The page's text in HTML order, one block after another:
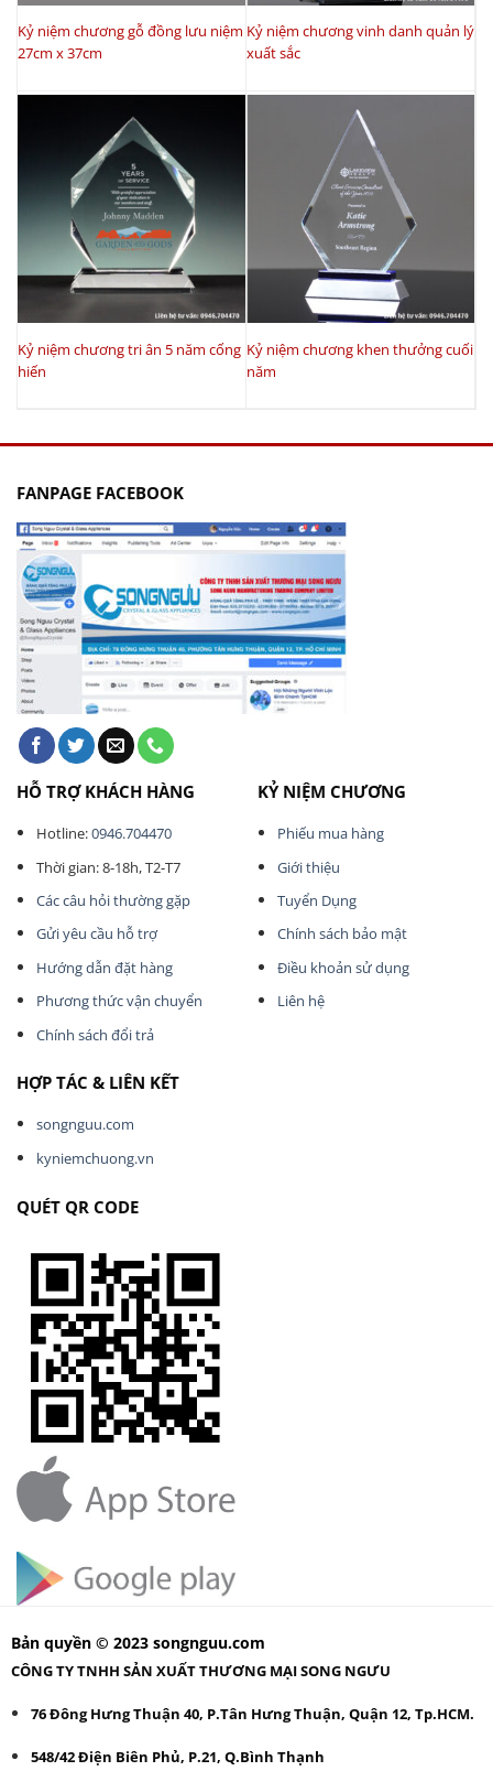
Kỷ niệm chương gỗ đồng lưu niệm
27cm x 37cm
Kỷ niệm chương vinh danh quản lý
xuất sắc
Kỷ niệm chương tri ân 5 năm cống
hiến
Kỷ niệm chương khen thưởng cuối
năm
FANPAGE FACEBOOK
HỖ TRỢ KHÁCH HÀNG
Hotline:0946.704470
Thời gian: 8-18h, T2-T7
Các câu hỏi thường gặp
Gửi yêu cầu hỗ trợ
Hướng dẫn đặt hàng
Phương thức vận chuyển
Chính sách đổi trả
KỶ NIỆM CHƯƠNG
Phiếu mua hàng
Giới thiệu
Tuyển Dụng
Chính sách bảo mật
Điều khoản sử dụng
Liên hệ
HỢP TÁC & LIÊN KẾT
songnguu.com
kyniemchuong.vn
QUÉT QR CODE
Bản quyền © 2023 songnguu.com
CÔNG TY TNHH SẢN XUẤT THƯƠNG MẠI SONG NGƯU
76 Đông Hưng Thuận 40, P.Tân Hưng Thuận, Quận 12, Tp.HCM.
548/42 Điện Biên Phủ, P.21, Q.Bình Thạnh